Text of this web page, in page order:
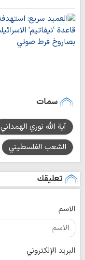
سمات
آية الله نوري الهمداني
الشعب الفلسطيني
تعليقك
الاسم
البريد الإلكتروني